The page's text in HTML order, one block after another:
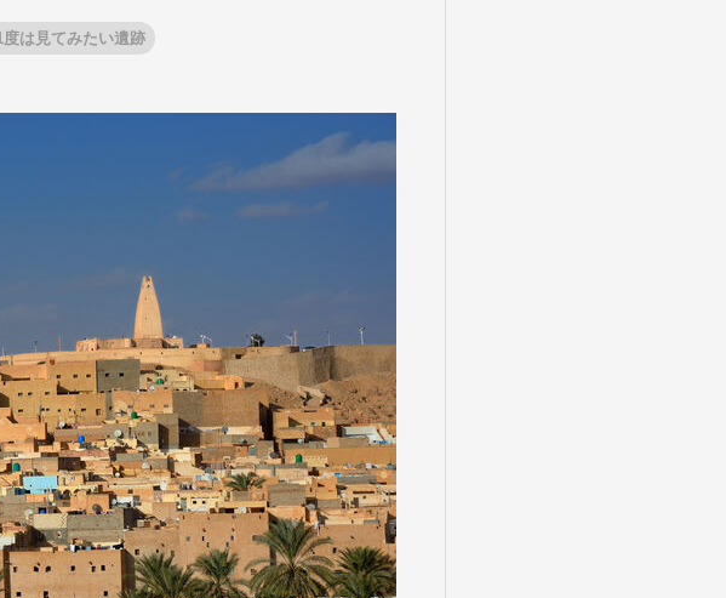
8月 9月
10月
名物ホテルに泊まる
お祭り・イベント
絶景
見てみたい遺跡
鑑賞
名画鑑賞
グ
月 12月
お盆・夏休み
ラグジュアリーバスでめぐる
瑞風
ム・ウォーキング
観光列車
度は見てみたい遺跡